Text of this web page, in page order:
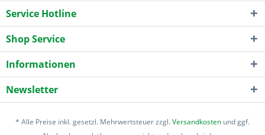
Service Hotline
Shop Service
Informationen
Newsletter
* Alle Preise inkl. gesetzl. Mehrwertsteuer zzgl.Versandkosten und ggf.